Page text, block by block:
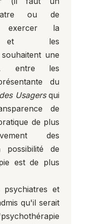
ou de
exercer la
et les
une
entre les
du
Usagersqui
de
de plus
des
possibilité de
est de plus
psychiatres et
qu'il serait